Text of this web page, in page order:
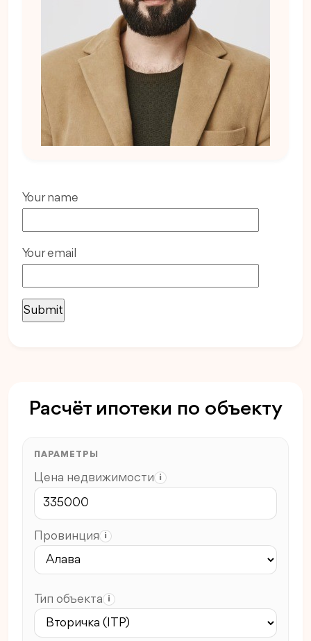
Your name
Your email
Расчёт ипотеки по объекту
ПАРАМЕТРЫ
Цена недвижимости i
Провинция i
Тип объекта i